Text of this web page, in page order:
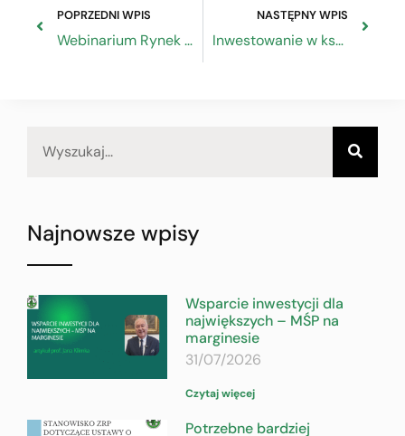
POPRZEDNI WPIS
Webinarium Rynek żywności halal w Singapurze i pozostałych krajach ASEAN – 14 lipca 2020 r.
NASTĘPNY WPIS
Inwestowanie w kształcenie i szkolenie zawodowe pomoże zmniejszyć różnicę w umiejętnościach w zawodach rzemieślniczych
Najnowsze wpisy
Wsparcie inwestycji dla
największych – MŚP na
marginesie
31/07/2026
Czytaj więcej
Potrzebne bardziej